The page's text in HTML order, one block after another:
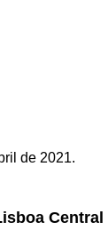
de 2021.
Central